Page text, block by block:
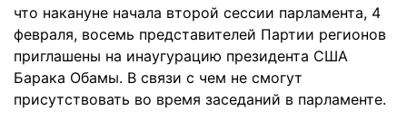
что накануне начала второй сессии парламента, 4
февраля, восемь представителей Партии регионов
приглашены на инаугурацию президента США
Барака Обамы. В связи с чем не смогут
присутствовать во время заседаний в парламенте.